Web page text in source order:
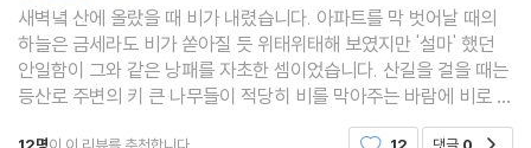
새벽녘 산에 올랐을 때 비가 내렸습니다. 아파트를 막 벗어날 때의
하늘은 금세라도 비가 쏟아질 듯 위태위태해 보였지만 '설마' 했던
안일함이 그와 같은 낭패를 자초한 셈이었습니다. 산길을 걸을 때는
등산로 주변의 키 큰 나무들이 적당히 비를 막아주는 바람에 비로 인
한 불편은 크게 느끼지 못하였지만 산을 벗어나는 순간 빗줄기의 공